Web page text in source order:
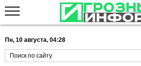
Пн, 10 августа, 04:28